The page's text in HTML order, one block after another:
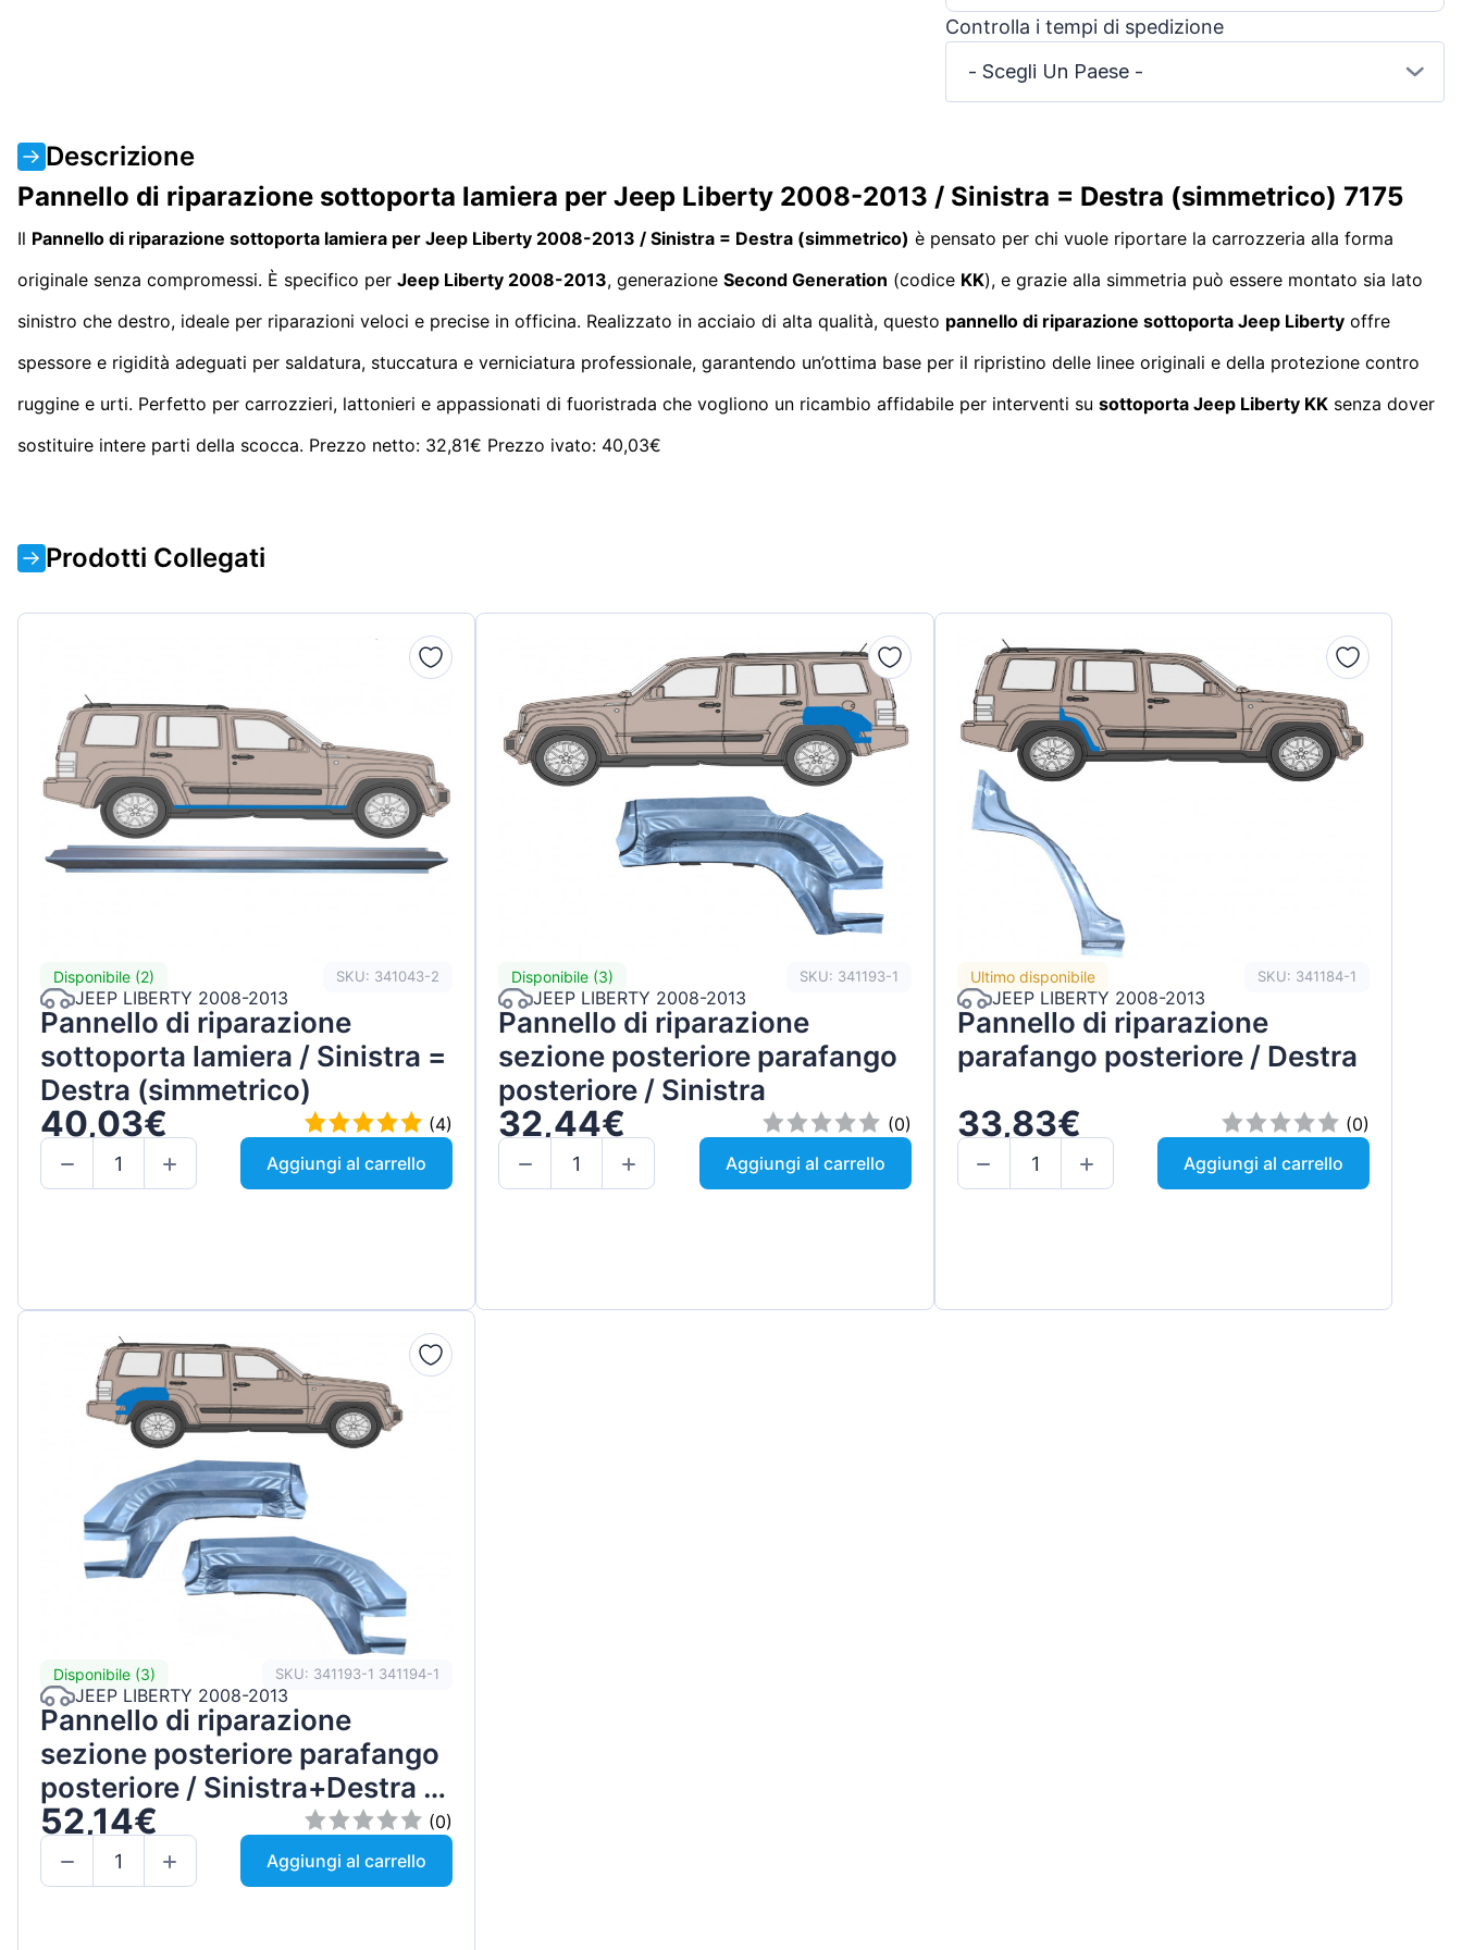
Controlla i tempi di spedizione
- Scegli Un Paese -
Descrizione
Pannello di riparazione sottoporta lamiera per Jeep Liberty 2008-2013 / Sinistra = Destra (simmetrico) 7175
Il Pannello di riparazione sottoporta lamiera per Jeep Liberty 2008-2013 / Sinistra = Destra (simmetrico) è pensato per chi vuole riportare la carrozzeria alla forma
originale senza compromessi. È specifico per Jeep Liberty 2008-2013, generazione Second Generation (codice KK), e grazie alla simmetria può essere montato sia lato
sinistro che destro, ideale per riparazioni veloci e precise in officina. Realizzato in acciaio di alta qualità, questo pannello di riparazione sottoporta Jeep Liberty offre
spessore e rigidità adeguati per saldatura, stuccatura e verniciatura professionale, garantendo un’ottima base per il ripristino delle linee originali e della protezione contro
ruggine e urti. Perfetto per carrozzieri, lattonieri e appassionati di fuoristrada che vogliono un ricambio affidabile per interventi su sottoporta Jeep Liberty KK senza dover
sostituire intere parti della scocca. Prezzo netto: 32,81€ Prezzo ivato: 40,03€
Prodotti Collegati
Disponibile (2) SKU: 341043-2
JEEP LIBERTY 2008-2013
Pannello di riparazione
sottoporta lamiera / Sinistra =
Destra (simmetrico)
40,03€
(4)
Aggiungi al carrello
Disponibile (3) SKU: 341193-1
JEEP LIBERTY 2008-2013
Pannello di riparazione
sezione posteriore parafango
posteriore / Sinistra
32,44€
(0)
Aggiungi al carrello
Ultimo disponibile SKU: 341184-1
JEEP LIBERTY 2008-2013
Pannello di riparazione
parafango posteriore / Destra
33,83€
(0)
Aggiungi al carrello
Disponibile (3) SKU: 341193-1 341194-1
JEEP LIBERTY 2008-2013
Pannello di riparazione
sezione posteriore parafango
posteriore / Sinistra+Destra /
Set
52,14€
(0)
Aggiungi al carrello